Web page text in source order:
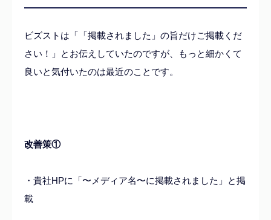
ビズストは「「掲載されました」の旨だけご掲載くだ
さい！」とお伝えしていたのですが、もっと細かくて
良いと気付いたのは最近のことです。
改善策①
・貴社HPに「〜メディア名〜に掲載されました」と掲
載